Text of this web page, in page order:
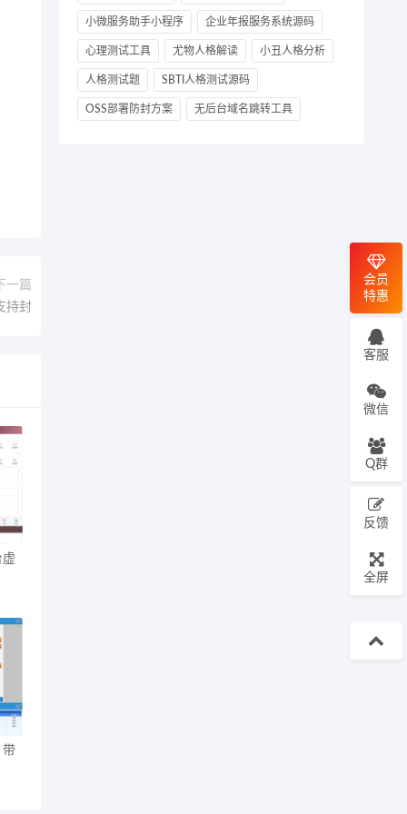
一篇
持封
带
小微服务助手小程序 企业年报服务系统源码
心理测试工具 尤物人格解读 小丑人格分析
人格测试题 SBTI人格测试源码
OSS部署防封方案 无后台域名跳转工具
会员
特惠
客服
微信
Q群
反馈
全屏